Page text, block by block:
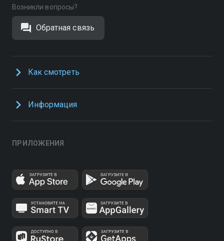
Возникли вопросы?
Обратная связь
Как смотреть
Информация
ПРИЛОЖЕНИЯ